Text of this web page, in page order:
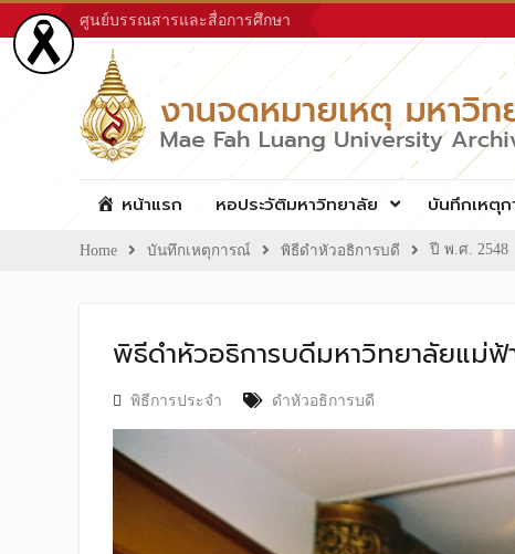
to
content
ศูนย์บรรณสารและสื่อการศึกษา
หน้าแรก หอประวัติมหาวิทยาลัย บันทึกเหตุ
Home บันทึกเหตุการณ์ พิธีดำหัวอธิการบดี ปี พ.ศ. 2548
พิธีดำหัวอธิการบดีมหาวิทยาลัยแม่
พิธีการประจำ ดำหัวอธิการบดี